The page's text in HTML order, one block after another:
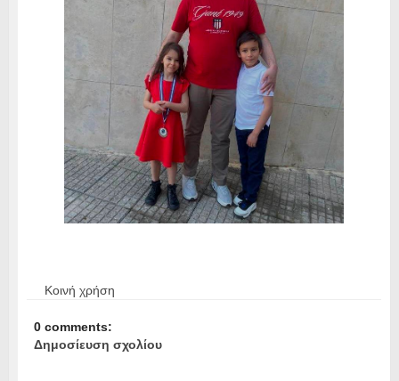
Κοινή χρήση
0 comments:
Δημοσίευση σχολίου